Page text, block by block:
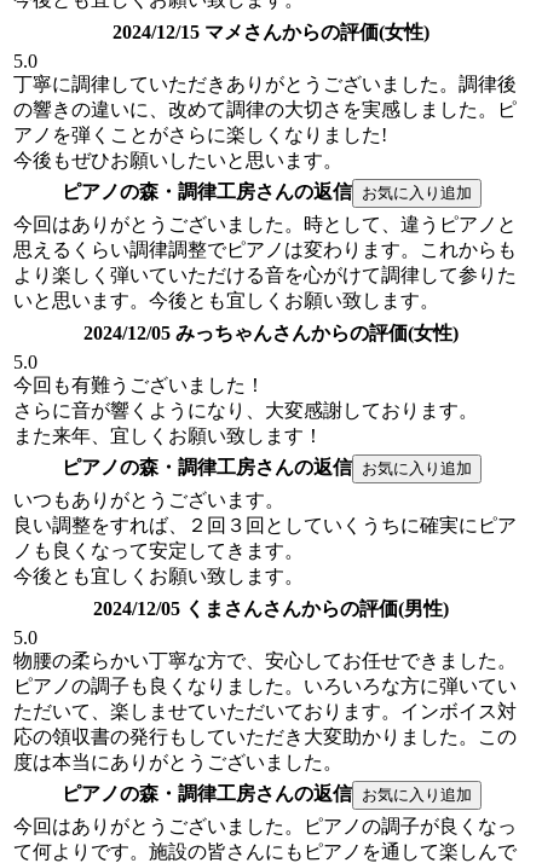
2024/12/15 マメさんからの評価(女性)
5.0
丁寧に調律していただきありがとうございました。調律後
の響きの違いに、改めて調律の大切さを実感しました。ピ
アノを弾くことがさらに楽しくなりました!
今後もぜひお願いしたいと思います。
ピアノの森・調律工房さんの返信
今回はありがとうございました。時として、違うピアノと
思えるくらい調律調整でピアノは変わります。これからも
より楽しく弾いていただける音を心がけて調律して参りた
いと思います。今後とも宜しくお願い致します。
2024/12/05 みっちゃんさんからの評価(女性)
5.0
今回も有難うございました！
さらに音が響くようになり、大変感謝しております。
また来年、宜しくお願い致します！
ピアノの森・調律工房さんの返信
いつもありがとうございます。
良い調整をすれば、２回３回としていくうちに確実にピア
ノも良くなって安定してきます。
今後とも宜しくお願い致します。
2024/12/05 くまさんさんからの評価(男性)
5.0
物腰の柔らかい丁寧な方で、安心してお任せできました。
ピアノの調子も良くなりました。いろいろな方に弾いてい
ただいて、楽しませていただいております。インボイス対
応の領収書の発行もしていただき大変助かりました。この
度は本当にありがとうございました。
ピアノの森・調律工房さんの返信
今回はありがとうございました。ピアノの調子が良くなっ
て何よりです。施設の皆さんにもピアノを通して楽しんで